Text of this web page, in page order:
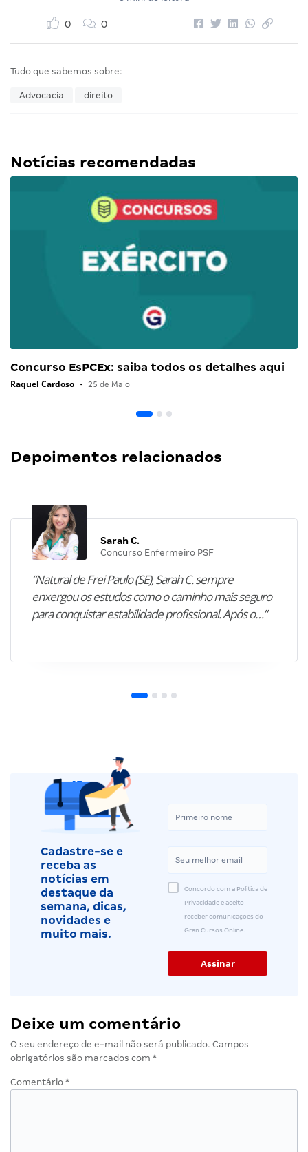
0 0
Tudo que sabemos sobre:
Advocacia direito
Notícias recomendadas
Concurso EsPCEx: saiba todos os detalhes aqui
Raquel Cardoso • 25 de Maio
Depoimentos relacionados
Sarah C.
Concurso Enfermeiro PSF
“Natural de Frei Paulo (SE), Sarah C. sempre
enxergou os estudos como o caminho mais seguro
para conquistar estabilidade profissional. Após o…”
Cadastre-se e
receba as
notícias em
destaque da
semana, dicas,
novidades e
muito mais.
Concordo com a Política de
Privacidade e aceito
receber comunicações do
Gran Cursos Online.
Deixe um comentário
O seu endereço de e-mail não será publicado. Campos
obrigatórios são marcados com *
Comentário *